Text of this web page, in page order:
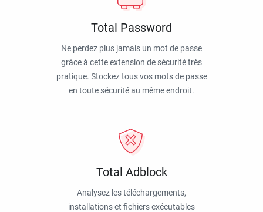
Total Password
Ne perdez plus jamais un mot de passe
grâce à cette extension de sécurité très
pratique. Stockez tous vos mots de passe
en toute sécurité au même endroit.
Total Adblock
Analysez les téléchargements,
installations et fichiers exécutables